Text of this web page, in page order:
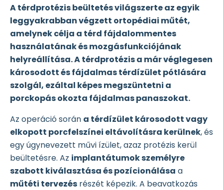
A térdprotézis beültetés világszerte az egyik
leggyakrabban végzett ortopédiai műtét,
amelynek célja a térd fájdalommentes
használatának és mozgásfunkciójának
helyreállítása. A térdprotézis a már véglegesen
károsodott és fájdalmas térdízület pótlására
szolgál, ezáltal képes megszüntetni a
porckopás okozta fájdalmas panaszokat.
Az operáció során a térdízület károsodott vagy
elkopott porcfelszínei eltávolításra kerülnek, és
egy úgynevezett művi ízület, azaz protézis kerül
beültetésre. Az implantátumok személyre
szabott kiválasztása és pozícionálása a
műtéti tervezés részét képezik. A beavatkozás